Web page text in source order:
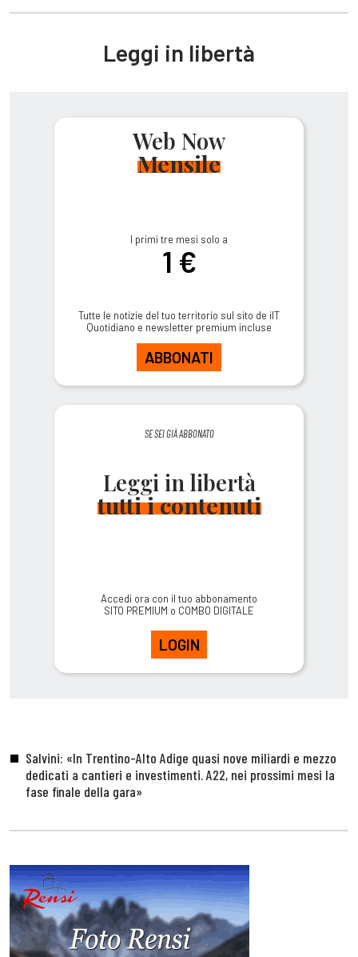
Leggi in libertà
Web Now
Mensile
I primi tre mesi solo a
1 €
Tutte le notizie del tuo territorio sul sito de ilT
Quotidiano e newsletter premium incluse
ABBONATI
SE SEI GIÀ ABBONATO
Leggi in libertà
tutti i contenuti
Accedi ora con il tuo abbonamento
SITO PREMIUM o COMBO DIGITALE
LOGIN
Salvini: «In Trentino-Alto Adige quasi nove miliardi e mezzo
dedicati a cantieri e investimenti. A22, nei prossimi mesi la
fase finale della gara»